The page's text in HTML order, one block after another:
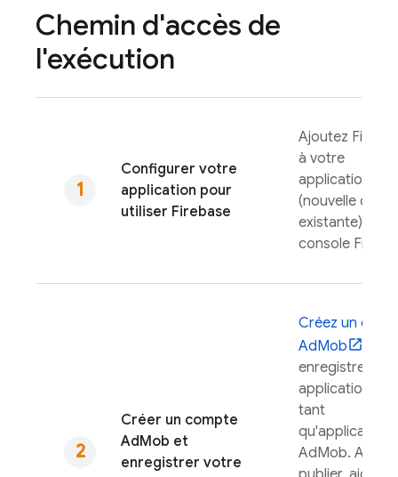
Chemin d'accès de
l'exécution
Configurer votre
application pour
utiliser Firebase
Ajoutez
à votre
application
(nouvelle ou
existante)
console
Créer un compte
AdMob et
enregistrer votre
Créez un
AdMob
enregistrez
application en
tant
qu'application
AdMob. Avant